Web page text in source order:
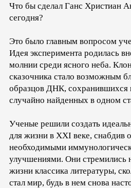
Что бы сделал Ганс Христиан
сегодня?
Это было главным вопросом
Идея эксперимента родилась
молнии среди ясного неба.
сказочника стало возможным
образцов ДНК, сохранившихся
случайно найденных в одном
Ученые решили создать
для жизни в XXI веке, снабдив
необходимыми
улучшениями. Они стремились
жизни классика литературы,
стал мир, будь в нем снова